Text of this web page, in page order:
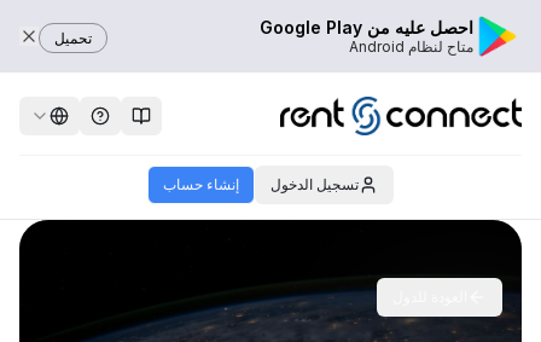
احصل عليه من Google Play
متاح لنظام Android تحميل
تسجيل الدخول إنشاء حساب